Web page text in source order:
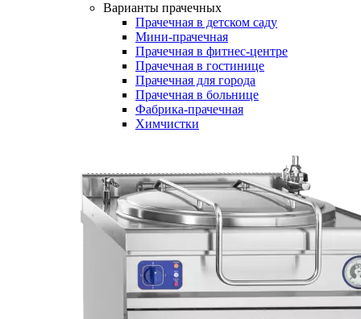
Варианты прачечных
Прачечная в детском саду
Мини-прачечная
Прачечная в фитнес-центре
Прачечная в гостинице
Прачечная для города
Прачечная в больнице
Фабрика-прачечная
Химчистки